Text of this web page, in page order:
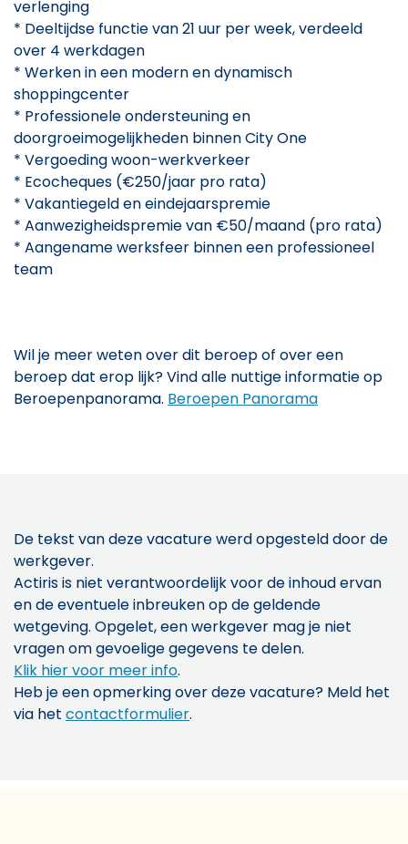
verlenging
* Deeltijdse functie van 21 uur per week, verdeeld
over 4 werkdagen
* Werken in een modern en dynamisch
shoppingcenter
* Professionele ondersteuning en
doorgroeimogelijkheden binnen City One
* Vergoeding woon-werkverkeer
* Ecocheques (€250/jaar pro rata)
* Vakantiegeld en eindejaarspremie
* Aanwezigheidspremie van €50/maand (pro rata)
* Aangename werksfeer binnen een professioneel
team
Wil je meer weten over dit beroep of over een
beroep dat erop lijk? Vind alle nuttige informatie op
Beroepenpanorama. Beroepen Panorama
De tekst van deze vacature werd opgesteld door de
werkgever.
Actiris is niet verantwoordelijk voor de inhoud ervan
en de eventuele inbreuken op de geldende
wetgeving. Opgelet, een werkgever mag je niet
vragen om gevoelige gegevens te delen.
Klik hier voor meer info.
Heb je een opmerking over deze vacature? Meld het
via het contactformulier.